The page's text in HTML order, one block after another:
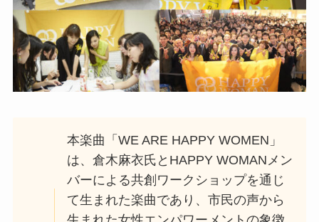
本楽曲「WE ARE HAPPY WOMEN」
は、倉木麻衣氏とHAPPY WOMANメン
バーによる共創ワークショップを通じ
て生まれた楽曲であり、市民の声から